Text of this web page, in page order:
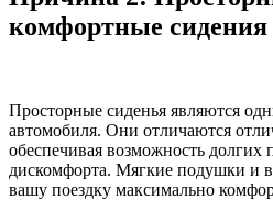
комфортные сидения
Просторные сиденья являются
автомобиля. Они отличаются
обеспечивая возможность долгих
дискомфорта. Мягкие подушки и
вашу поездку максимально